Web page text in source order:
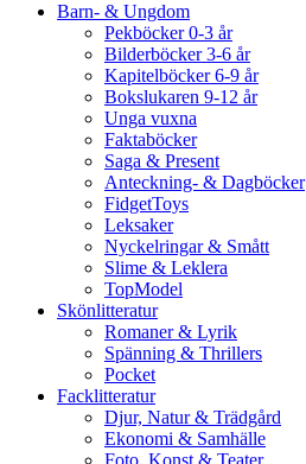
Barn- & Ungdom
Pekböcker 0-3 år
Bilderböcker 3-6 år
Kapitelböcker 6-9 år
Bokslukaren 9-12 år
Unga vuxna
Faktaböcker
Saga & Present
Anteckning- & Dagböcker
FidgetToys
Leksaker
Nyckelringar & Smått
Slime & Leklera
TopModel
Skönlitteratur
Romaner & Lyrik
Spänning & Thrillers
Pocket
Facklitteratur
Djur, Natur & Trädgård
Ekonomi & Samhälle
Foto, Konst & Teater